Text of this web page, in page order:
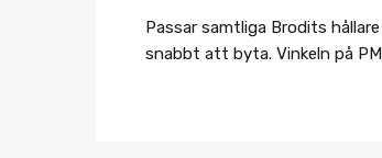
Passar samtliga Brodits
snabbt att byta. Vinkeln på